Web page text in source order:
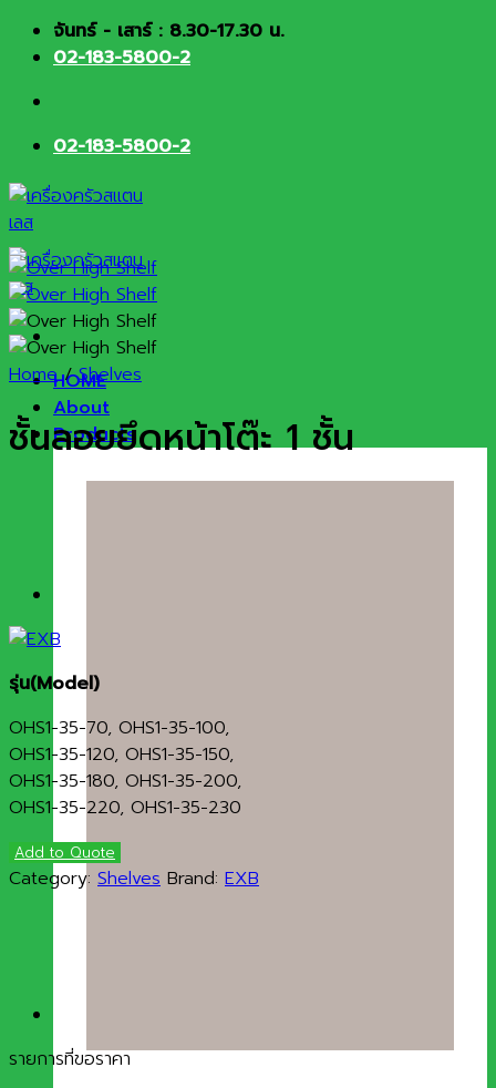
Skip จันทร์ - เสาร์ : 8.30-17.30 น.
02-183-5800-2
02-183-5800-2
HOME
About
Products
Home / Shelves
ชั้นลอยยึดหน้าโต๊ะ 1 ชั้น
รุ่น(Model)
OHS1-35-70, OHS1-35-100,
OHS1-35-120, OHS1-35-150,
OHS1-35-180, OHS1-35-200,
OHS1-35-220, OHS1-35-230
Add to Quote
Category: Shelves Brand: EXB
รายการที่ขอราคา